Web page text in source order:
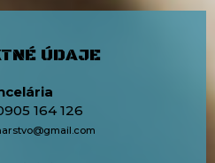
ÚDAJE
164 126